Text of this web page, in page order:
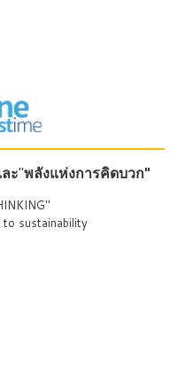
ะ"พลังแห่งการคิดบวก"
to sustainability